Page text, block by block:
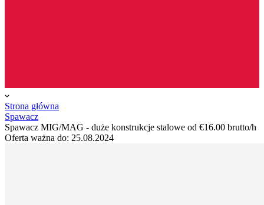
Strona główna
Spawacz
Spawacz MIG/MAG - duże konstrukcje stalowe od €16.00 brutto/h
Oferta ważna do: 25.08.2024